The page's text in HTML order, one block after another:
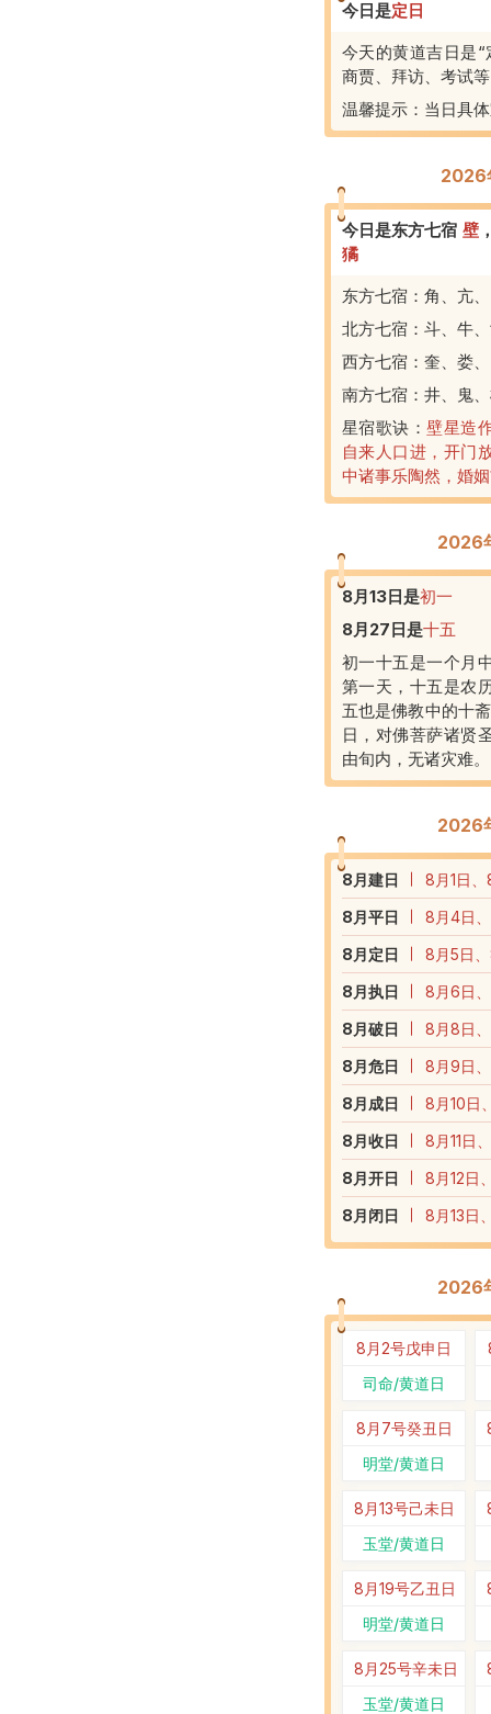
今日是定 日
今天的黄道吉日是
商贾、拜访、考试
温馨提示：当日具
2026
今日是东方七宿 壁
獝
东方七宿：角、亢
北方七宿：斗、牛
西方七宿：奎、娄
南方七宿：井、鬼
星宿歌诀：壁星造
自来人口进，开门
中诸事乐陶然，婚
2026
8月13日是初一
8月27日是十五
初一十五是一个月
第一天，十五是农
五也是佛教中的十
日，对佛菩萨诸贤
由旬内，无诸灾难
2026
8 月建日
8月1日
8 月平日
8月4日
8 月定日
8月5日
8 月执日
8月6日
8 月破日
8月8日
8 月危日
8月9日
8 月成日
8月10日
8 月收日
8月11日
8 月开日
8月12日
8 月闭日 8月13日
2026
8月2号戊申日
司命/黄道日
8月7号癸丑日
明堂/黄道日
8月13号己未日
玉堂/黄道日
8月19号乙丑日
明堂/黄道日
8月25号辛未日
玉堂/黄道日